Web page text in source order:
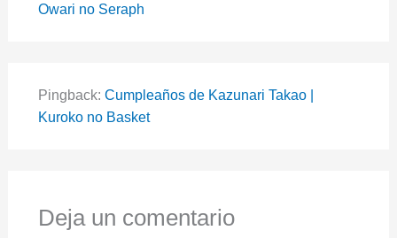
Owari no Seraph
Pingback: Cumpleaños de Kazunari Takao |
Kuroko no Basket
Deja un comentario